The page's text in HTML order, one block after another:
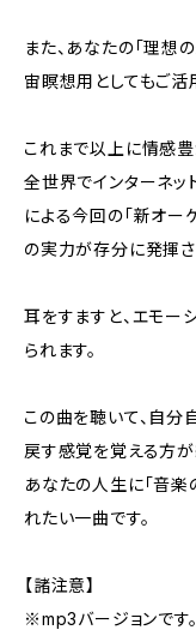
また、あなたの「理想
宙瞑想用としてもご活
これまで以上に情感
全世界でインターネ
による今回の「新オー
の実力が存分に発揮
耳をすますと、エモー
られます。
この曲を聴いて、自分
戻す感覚を覚える方が
あなたの人生に「音楽
れたい一曲です。
【諸注意】
※mp3バージョンです